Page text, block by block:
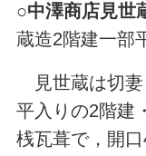
○中澤商店見
蔵造2階建一部
見世蔵は切妻
平入りの2階建・
桟瓦葺で，開